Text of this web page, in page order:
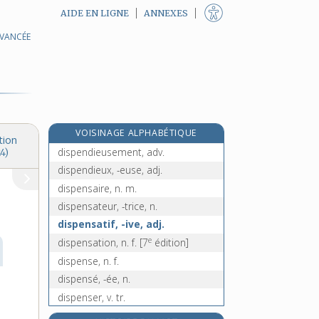
AIDE EN LIGNE ANNEXES
VOISINAGE ALPHABÉTIQUE
disparu, -ue, n.
dispendieusement, adv.
dispendieux, -euse, adj.
dispensaire, n. m.
dispensateur, -trice, n.
dispensatif, -ive, adj.
dispensation, n. f. [7e édition]
dispense, n. f.
dispensé, -ée, n.
dispenser, v. tr.
dispersant, -ante, adj. et n.